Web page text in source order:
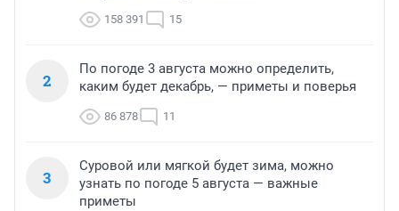
158 391 15
2
По погоде 3 августа можно определить,
каким будет декабрь, — приметы и поверья
86 878 11
3
Суровой или мягкой будет зима, можно
узнать по погоде 5 августа — важные
приметы